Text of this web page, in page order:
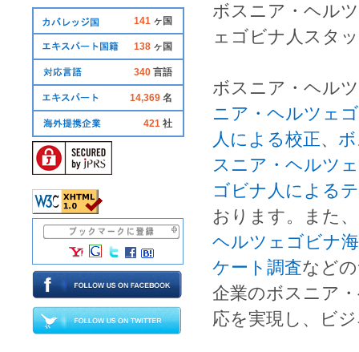
ボスニア・ヘル
ェゴビナ人 スタ
ボスニア・ヘル
ニア・ヘルツェ
人による校正、
スニア・ヘルツ
ゴビナ人による
おります。また、
ヘルツェゴビナ
ケート調査など
企業のボスニア
応を実現し、ビ
141 ヶ国
138 ヶ国
340 言語
14,369 名
421 社